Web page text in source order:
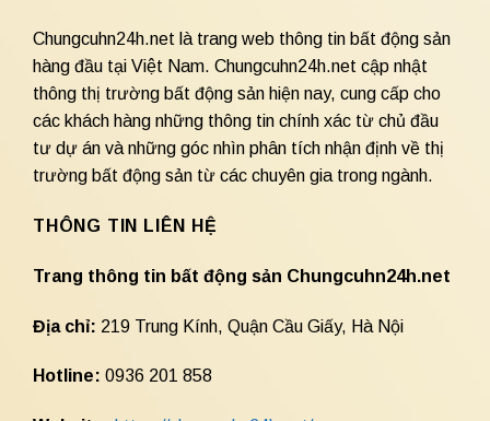
Chungcuhn24h.net là trang web thông tin bất động sản
hàng đầu tại Việt Nam. Chungcuhn24h.net cập nhật
thông thị trường bất động sản hiện nay, cung cấp cho
các khách hàng những thông tin chính xác từ chủ đầu
tư dự án và những góc nhìn phân tích nhận định về thị
trường bất động sản từ các chuyên gia trong ngành.
THÔNG TIN LIÊN HỆ
Trang thông tin bất động sản Chungcuhn24h.net
Địa chỉ: 219 Trung Kính, Quận Cầu Giấy, Hà Nội
Hotline: 0936 201 858